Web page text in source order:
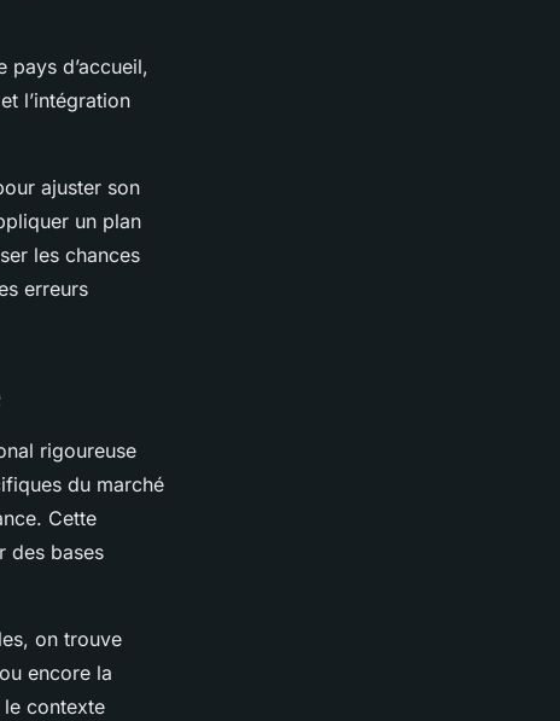
pays d’accueil,
l’intégration
ajuster son
un plan
les chances
erreurs
rigoureuse
du marché
Cette
des bases
on trouve
encore la
contexte